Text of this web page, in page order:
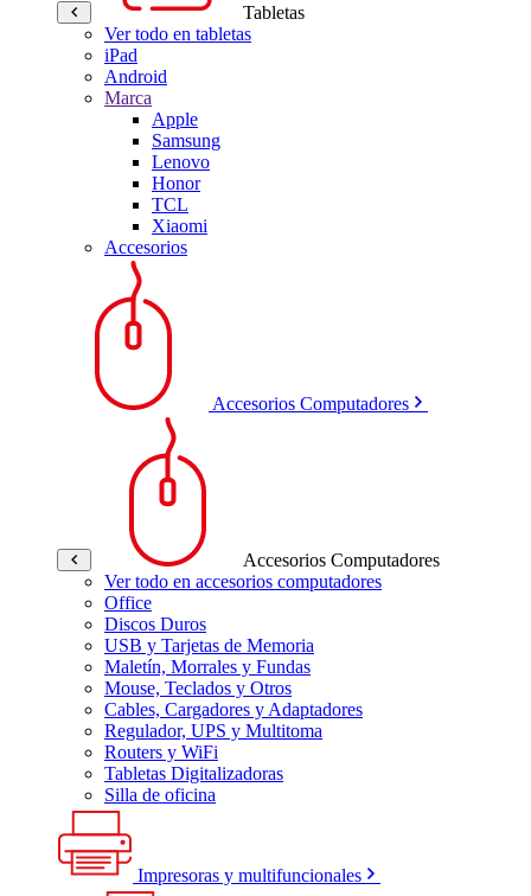
Tabletas
Ver todo en tabletas
iPad
Android
Marca
Apple
Samsung
Lenovo
Honor
TCL
Xiaomi
Accesorios
Accesorios Computadores
Accesorios Computadores
Ver todo en accesorios computadores
Office
Discos Duros
USB y Tarjetas de Memoria
Maletín, Morrales y Fundas
Mouse, Teclados y Otros
Cables, Cargadores y Adaptadores
Regulador, UPS y Multitoma
Routers y WiFi
Tabletas Digitalizadoras
Silla de oficina
Impresoras y multifuncionales